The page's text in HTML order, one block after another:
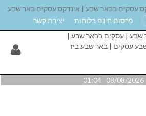
עסקים בבאר שבע | אינדקס עסקים באר שבע
פרסום חינם בלוחות יצירת קשר
08/08/2026 01:04